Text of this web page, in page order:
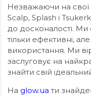
Незважаючи на свої
Scalp, Splash і
до досконалості.
тільки ефективні,
використання. Ми
заслуговує на
знайти свій
На glow.ua ти